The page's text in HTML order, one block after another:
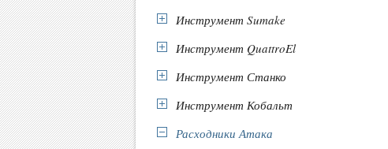
Инструмент Sumake
Инструмент QuattroEl
Инструмент Станко
Инструмент Кобальт
Расходники Атака